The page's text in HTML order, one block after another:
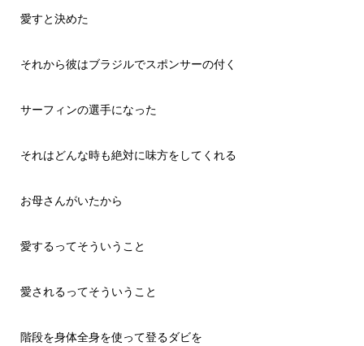
愛すと決めた
それから彼はブラジルでスポンサーの付く
サーフィンの選手になった
それはどんな時も絶対に味方をしてくれる
お母さんがいたから
愛するってそういうこと
愛されるってそういうこと
階段を身体全身を使って登るダビを